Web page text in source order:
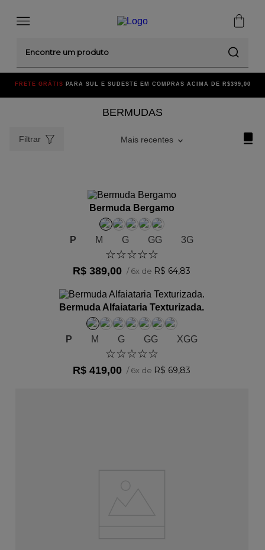
FRETE GRÁTIS PARA SUL E SUDESTE EM COMPRAS ACIMA DE R$399,00
BERMUDAS
Filtrar Mais recentes
ADICIONAR AO CARRINHO
Bermuda Bergamo
P M G GG 3G
☆☆☆☆☆
R$ 389,00 /6x de R$ 64,83
Bermuda Alfaiataria Texturizada.
P M G GG XGG
☆☆☆☆☆
R$ 419,00 /6x de R$ 69,83